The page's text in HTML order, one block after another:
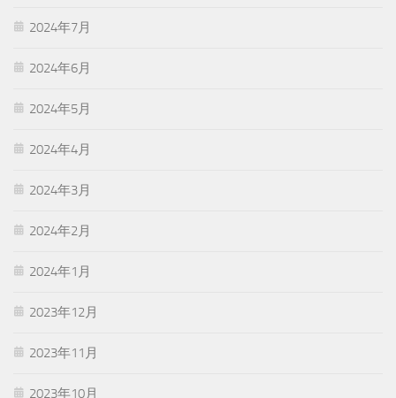
2024年7月
2024年6月
2024年5月
2024年4月
2024年3月
2024年2月
2024年1月
2023年12月
2023年11月
2023年10月